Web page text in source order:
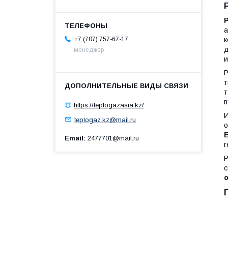
+7 (707) 757-67-17
менеджер
https://teplogazasia.kz/
teplogaz.kz@mail.ru
Email 2477701@mail.ru